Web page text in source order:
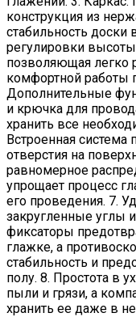
конструкция из
стабильность доски
регулировки
позволяющая легко
комфортной работы
Дополнительные
и крючка для
хранить все
Встроенная
отверстия на
равномерное
упрощает процесс
его проведения. 7.
закругленные углы
фиксаторы
глажке, а
стабильность и
полу. 8. Простота в
пыли и грязи, а
хранить ее даже в